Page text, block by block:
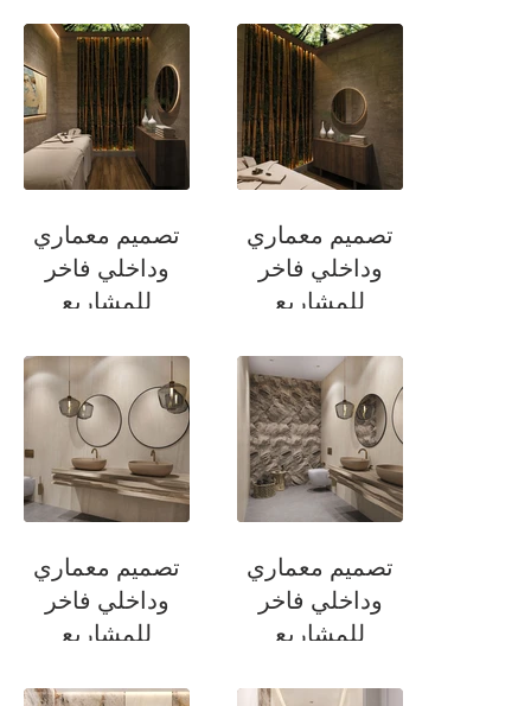
سينيما سينيما
تصميم معماري
وداخلي فاخر
للمشاريع
غرفة تدليك
تصميم معماري
وداخلي فاخر
للمشاريع
غرفة تدليك
تصميم معماري
وداخلي فاخر
للمشاريع
حمام الطابق السفلي
تصميم معماري
وداخلي فاخر
للمشاريع
حمام الطابق السفلي